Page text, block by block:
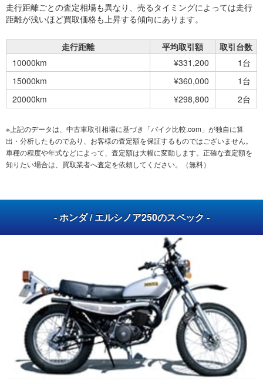
走行距離ごとの査定相場も異なり、売るタイミングによっては走行
距離が浅いほど買取価格も上昇する傾向にあります。
走行距離 平均取引額
取引台数
10000km
¥331,200
1台
15000km
¥360,000
1台
20000km
¥298,800 2台
※上記のデータは、中古車取引相場に基づき「バイク比較.com」が独自に算
出・分析したものであり、お客様の査定額を保証するものではございません。
車種の程度や年式などによって、査定額は大幅に変動します。正確な査定額を
知りたい場合は、買取業者へ査定を依頼してください。（無料）
- ホンダ / エルシノア250のスペック -